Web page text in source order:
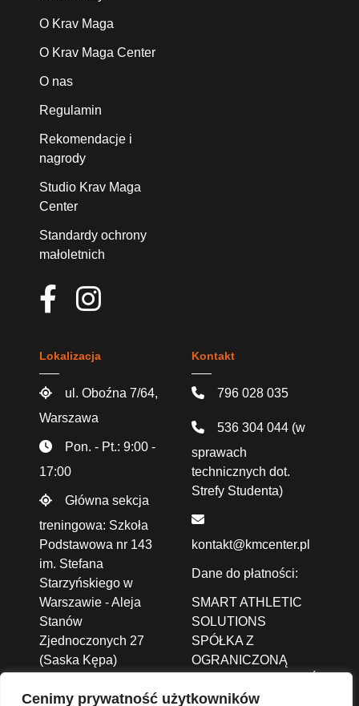
Cenimy prywatność użytkowników
O Krav Maga
O Krav Maga Center
O nas
Regulamin
Rekomendacje i
nagrody
Studio Krav Maga
Center
Standardy ochrony
małoletnich
Lokalizacja
ul. Oboźna 7/64,
Warszawa
Pon. - Pt.: 9:00 -
17:00
Główna sekcja
treningowa: Szkoła
Podstawowa nr 143
im. Stefana
Starzyńskiego w
Warszawie - Aleja
Stanów
Zjednoczonych 27
(Saska Kępa)
Kontakt
796 028 035
536 304 044 (w
sprawach
technicznych dot.
Strefy Studenta)
kontakt@kmcenter.pl
Dane do płatności:
SMART ATHLETIC
SOLUTIONS
SPÓŁKA Z
OGRANICZONĄ